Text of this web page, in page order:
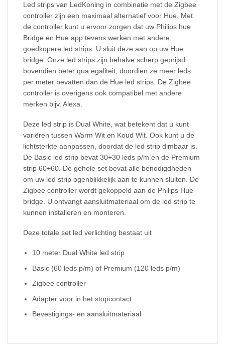
Led strips van LedKoning in combinatie met de Zigbee
controller zijn een maximaal alternatief voor Hue. Met
de controller kunt u ervoor zorgen dat uw Philips hue
Bridge en Hue app tevens werken met andere,
goedkopere led strips. U sluit deze aan op uw Hue
bridge. Onze led strips zijn behalve scherp geprijsd
bovendien beter qua egaliteit, doordien ze meer leds
per meter bevatten dan de Hue led strips. De Zigbee
controller is overigens ook compatibel met andere
merken bijv. Alexa.
Deze led strip is Dual White, wat betekent dat u kunt
variëren tussen Warm Wit en Koud Wit. Ook kunt u de
lichtsterkte aanpassen, doordat de led strip dimbaar is.
De Basic led strip bevat 30+30 leds p/m en de Premium
strip 60+60. De gehele set bevat alle benodigdheden
om uw led strip ogenblikkelijk aan te kunnen sluiten. De
Zigbee controller wordt gekoppeld aan de Philips Hue
bridge. U ontvangt aansluitmateriaal om de led strip te
kunnen installeren en monteren.
Deze totale set led verlichting bestaat uit
10 meter Dual White led strip
Basic (60 leds p/m) of Premium (120 leds p/m)
Zigbee controller
Adapter voor in het stopcontact
Bevestigings- en aansluitmateriaal